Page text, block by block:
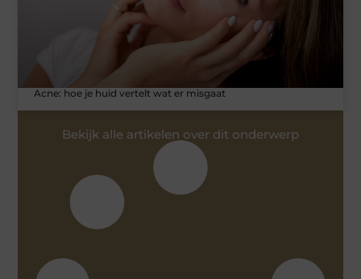
Acne: hoe je huid vertelt wat er misgaat
Bekijk alle artikelen over dit onderwerp